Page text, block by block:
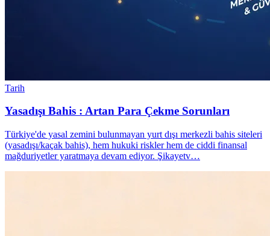
Tarih
Yasadışı Bahis : Artan Para Çekme Sorunları
Türkiye'de yasal zemini bulunmayan yurt dışı merkezli bahis siteleri
(yasadışı/kaçak bahis), hem hukuki riskler hem de ciddi finansal
mağduriyetler yaratmaya devam ediyor. Şikayetv…